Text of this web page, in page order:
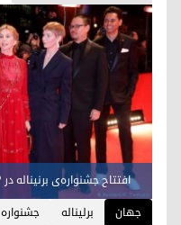
افتتاح جشنواره‌ی برنیناله در ٢٠١٩
جهان
برلیناله جشنواره